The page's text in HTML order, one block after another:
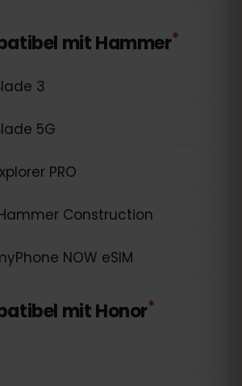
mitHammer*
3
5G
PRO
Construction
NOW eSIM
mitHonor*